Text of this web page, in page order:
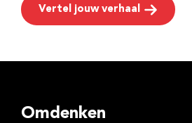
Vertel jouw verhaal
Omdenken